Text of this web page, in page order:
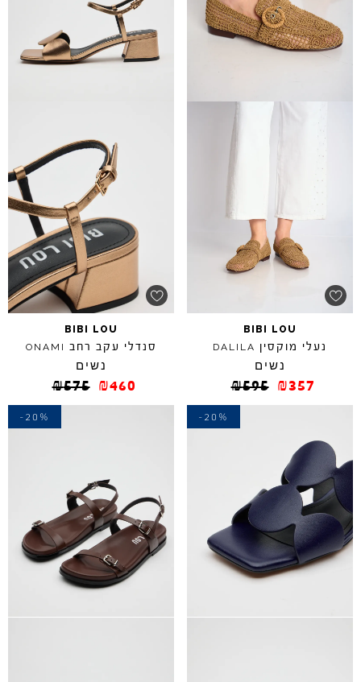
BIBI LOU
נעלי מוקסין DALILA
נשים
₪595 ₪357
BIBI LOU
סנדלי עקב רחב ONAMI
נשים
₪575 ₪460
-20%
-20%